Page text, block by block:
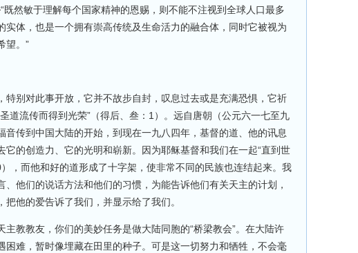
既然敏于理解每个国家精神的恩赐，则不能不注视到全球人口最多
实体，也是一个拥有崇高传统及生命活力的融合体，同时它被视为
望。”
特别对此事开放，它并不故步自封，叹息过去或是充满恐惧，它祈
道流传而得到光荣”（得后、叁：1）。远自唐朝（公元六一七至九
音传到中国大陆的开始，到现在一九八四年，基督的道、他的讯息
它的创造力、它的光明和崭新。因为耶稣基督和我们在一起“直到世
，而他和好的道形成了十字架，使非常不同的民族也连结起来。我
、他们的说话方法和他们的习惯，为能告诉他们有关天主的计划，
把他的爱告诉了我们，并显示给了我们。
主教教友，你们的美妙任务是做大陆同胞的“桥梁教会”。在大陆许
困难，暂时像埋藏在田里的种子。可是这一切努力和牺牲，不会毫